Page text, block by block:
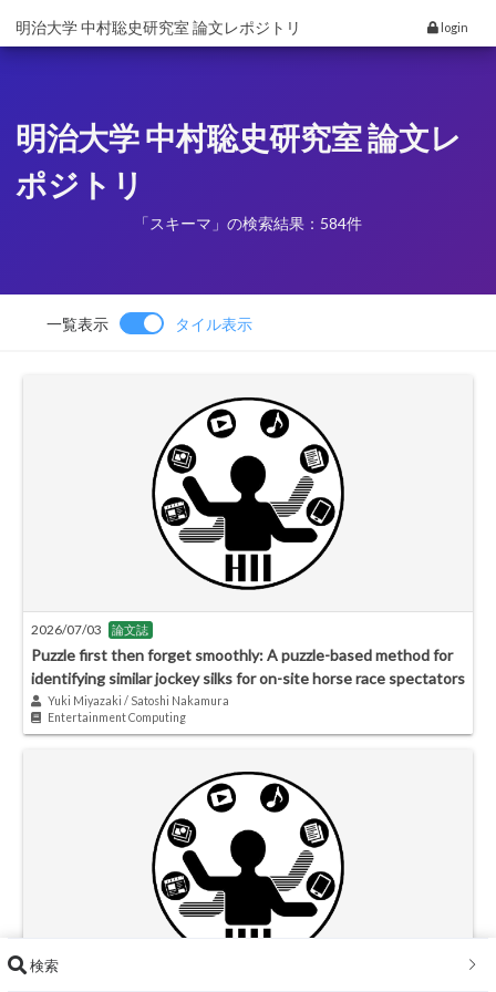
明治大学 中村聡史研究室 論文レポジトリ login
明治大学 中村聡史研究室 論文レ
ポジトリ
「スキーマ」の検索結果：584件
一覧表示 タイル表示
2026/07/03 論文誌
Puzzle first then forget smoothly: A puzzle-based method for
identifying similar jockey silks for on-site horse race spectators
Yuki Miyazaki / Satoshi Nakamura
Entertainment Computing
検索